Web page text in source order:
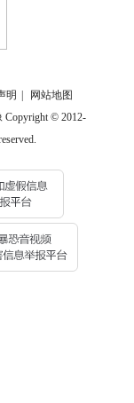
明
网站地图
© 2012-